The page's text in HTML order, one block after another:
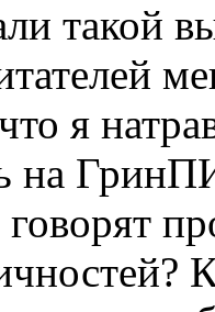
такой
я
на